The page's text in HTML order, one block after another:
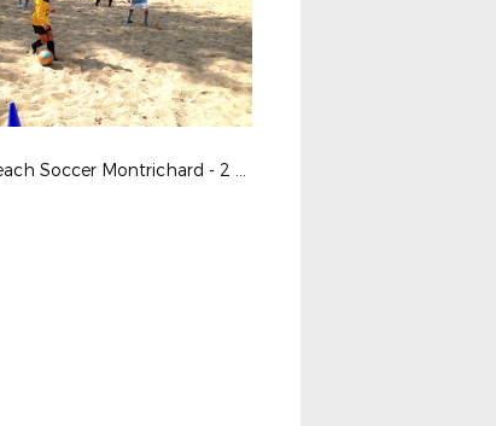
Tournoi Beach Soccer Montrichard - 2 septembre 2017